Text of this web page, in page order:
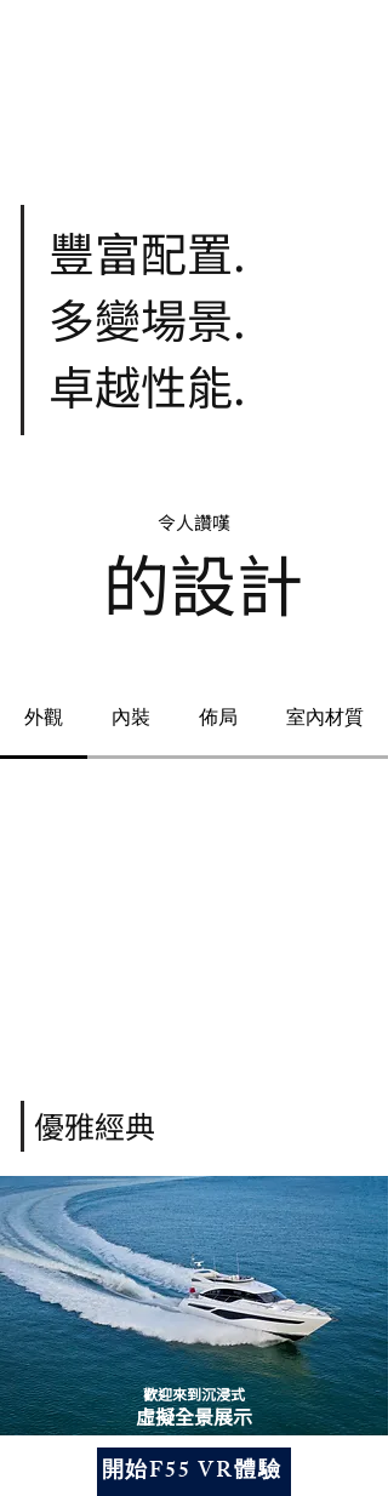
豐富配置.
多變場景.
卓越性能.
令人讚嘆
的設計
外觀 內裝 佈局 室內材質
優雅經典
歡迎來到沉浸式
虛擬全景展示
開始F55 VR體驗